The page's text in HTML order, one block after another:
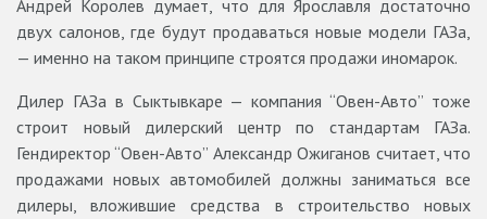
Андрей Королев думает, что для Ярославля достаточно
двух салонов, где будут продаваться новые модели ГАЗа,
— именно на таком принципе строятся продажи иномарок.
Дилер ГАЗа в Сыктывкаре — компания “Овен-Авто” тоже
строит новый дилерский центр по стандартам ГАЗа.
Гендиректор “Овен-Авто” Александр Ожиганов считает, что
продажами новых автомобилей должны заниматься все
дилеры, вложившие средства в строительство новых